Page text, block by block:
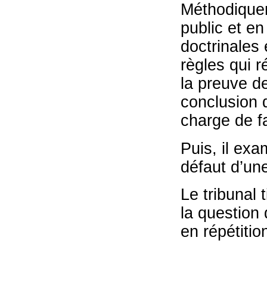
public et
doctrinales
règles qui
la preuve
conclusion
charge de
Puis, il
défaut
Le tribunal
la question
en